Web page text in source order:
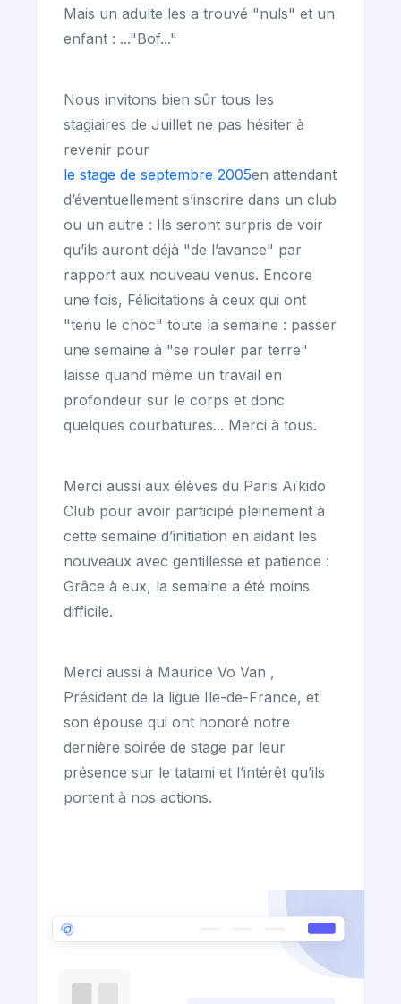
Mais un adulte les a trouvé "nuls" et un
enfant : ..."Bof..."
Nous invitons bien sûr tous les
stagiaires de Juillet ne pas hésiter à
revenir pour
le stage de septembre 2005en attendant
d’éventuellement s’inscrire dans un club
ou un autre : Ils seront surpris de voir
qu’ils auront déjà "de l’avance" par
rapport aux nouveau venus. Encore
une fois, Félicitations à ceux qui ont
"tenu le choc" toute la semaine : passer
une semaine à "se rouler par terre"
laisse quand même un travail en
profondeur sur le corps et donc
quelques courbatures... Merci à tous.
Merci aussi aux élèves du Paris Aïkido
Club pour avoir participé pleinement à
cette semaine d’initiation en aidant les
nouveaux avec gentillesse et patience :
Grâce à eux, la semaine a été moins
difficile.
Merci aussi à Maurice Vo Van ,
Président de la ligue Ile-de-France, et
son épouse qui ont honoré notre
dernière soirée de stage par leur
présence sur le tatami et l’intérêt qu’ils
portent à nos actions.